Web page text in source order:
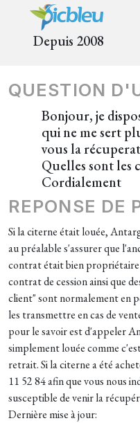
Depuis 2008
QUESTION
Bonjour, je
qui ne me sert
vous la
Quelles sont les
Cordialement
REPONSE DE
Si la citerne était louée,
au préalable s'assurer que
contrat était bien propriétaire
contrat de cession ainsi que
client" sont normalement en
les transmettre en cas de
pour le savoir est d'appeler
simplement louée comme
retrait. Si la citerne a été
11 52 84 afin que vous nous
susceptible de venir la
Dernière mise à jour: